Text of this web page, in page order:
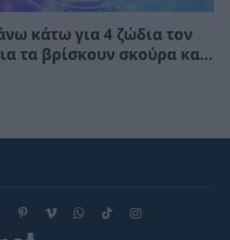
κάτω για 4 ζώδια τον
τα βρίσκουν σκούρα και
PinterestVimeoWhatsApp
TikTokInstagram